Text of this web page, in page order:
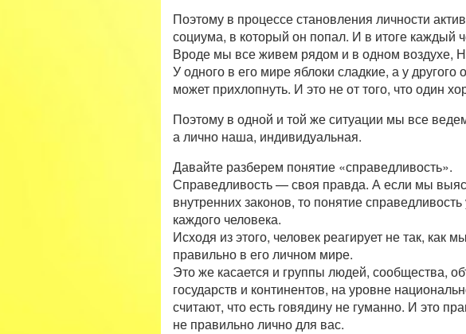
Поэтому в процессе становления личности
социума, в который он попал. И в итоге
Вроде мы все живем рядом и в одном воздухе,
У одного в его мире яблоки сладкие, а у
может прихлопнуть. И это не от того, что один
Поэтому в одной и той же ситуации мы все
а лично наша, индивидуальная.
Давайте разберем понятие «справедливость».
Справедливость — своя правда. А если мы
внутренних законов, то понятие
каждого человека.
Исходя из этого, человек реагирует не так, как
правильно в его личном мире.
Это же касается и группы людей, сообщества,
государств и континентов, на уровне
считают, что есть говядину не гуманно. И это
не правильно лично для вас.